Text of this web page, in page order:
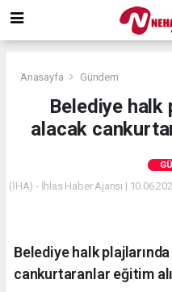
Anasayfa Gündem
Belediye halk
alacak
(İHA) - İhlas Haber Ajansı |
Belediye halk
cankurtaranlar eğitim